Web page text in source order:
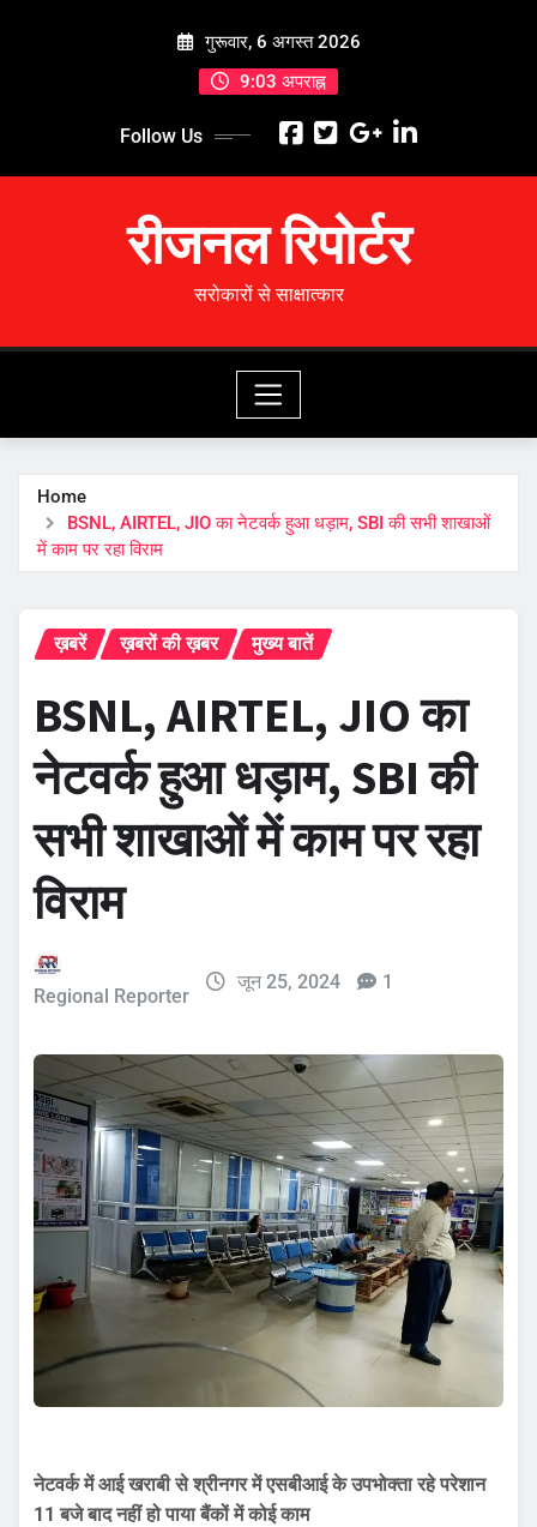
गुरूवार, 6 अगस्त 2026
9:03 अपराह्न
Follow Us
रीजनल रिपोर्टर
सरोकारों से साक्षात्कार
Home
BSNL, AIRTEL, JIO का नेटवर्क हुआ धड़ाम, SBI की सभी शाखाओं
में काम पर रहा विराम
ख़बरें ख़बरों की ख़बर मुख्य बातें
BSNL, AIRTEL, JIO का
नेटवर्क हुआ धड़ाम, SBI की
सभी शाखाओं में काम पर रहा
विराम
Regional Reporter
जून 25, 2024 1
नेटवर्क में आई खराबी से श्रीनगर में एसबीआई के उपभोक्ता रहे परेशान
11 बजे बाद नहीं हो पाया बैंकों में कोई काम